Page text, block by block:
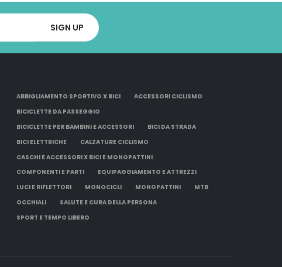
ABBIGLIAMENTO SPORTIVO X BICI
ACCESSORI CICLISMO
BICICLETTE DA PASSEGGIO
BICICLETTE PER BAMBINI E ACCESSORI
BICI DA STRADA
BICI ELETTRICHE
CALZATURE CICLISMO
CASCHI E ACCESSORI X BICI E MONOPATTINI
COMPONENTI E PARTI
EQUIPAGGIAMENTO E ATTREZZI
LUCI E RIFLETTORI
MONOCICLI MONOPATTINI
MTB
OCCHIALI
SALUTE E CURA DELLA PERSONA
SPORT E TEMPO LIBERO